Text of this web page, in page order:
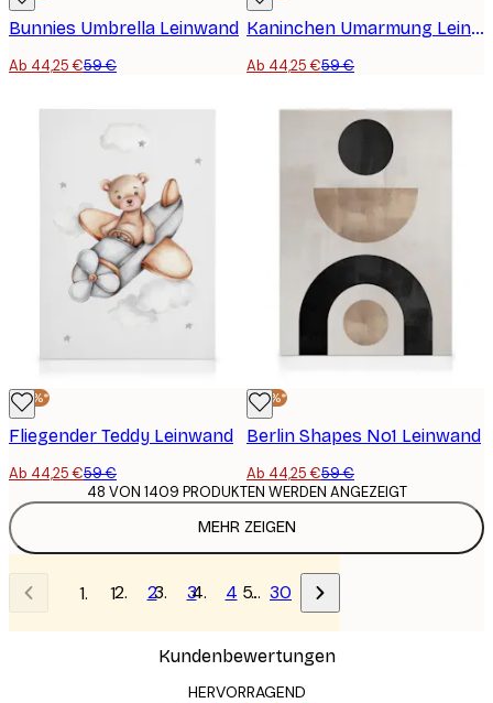
Bunnies Umbrella Leinwand
Ab 44,25 €59 €
Kaninchen Umarmung Leinwand
Ab 44,25 €59 €
-25%*
Fliegender Teddy Leinwand
Ab 44,25 €59 €
-25%*
Berlin Shapes No1 Leinwand
Ab 44,25 €59 €
MEHR ZEIGEN
48 VON 1409 PRODUKTEN WERDEN ANGEZEIGT
1 2 3 4 … 30
Kundenbewertungen
HERVORRAGEND